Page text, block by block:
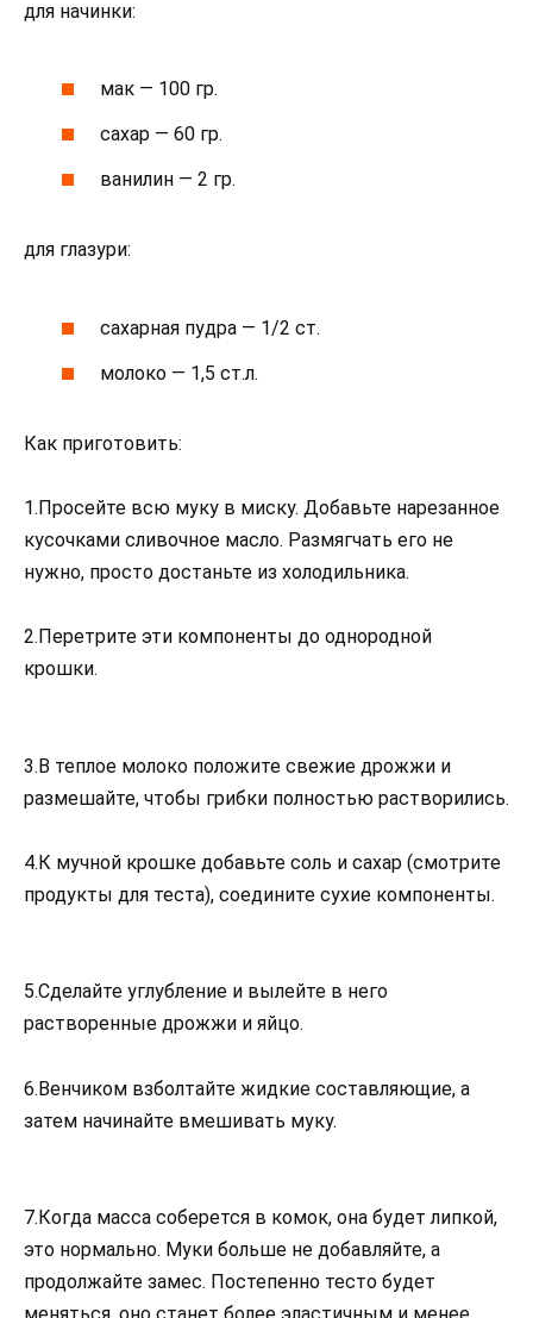
для начинки:
мак — 100 гр.
сахар — 60 гр.
ванилин — 2 гр.
для глазури:
сахарная пудра — 1/2 ст.
молоко — 1,5 ст.л.
Как приготовить:
1.Просейте всю муку в миску. Добавьте нарезанное
кусочками сливочное масло. Размягчать его не
нужно, просто достаньте из холодильника.
2.Перетрите эти компоненты до однородной
крошки.
3.В теплое молоко положите свежие дрожжи и
размешайте, чтобы грибки полностью растворились.
4.К мучной крошке добавьте соль и сахар (смотрите
продукты для теста), соедините сухие компоненты.
5.Сделайте углубление и вылейте в него
растворенные дрожжи и яйцо.
6.Венчиком взболтайте жидкие составляющие, а
затем начинайте вмешивать муку.
7.Когда масса соберется в комок, она будет липкой,
это нормально. Муки больше не добавляйте, а
продолжайте замес. Постепенно тесто будет